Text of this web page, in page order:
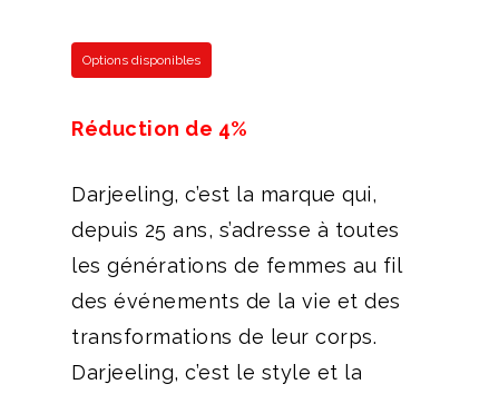
Options disponibles
Réduction de 4%
Darjeeling, c’est la marque qui,
depuis 25 ans, s’adresse à toutes
les générations de femmes au fil
des événements de la vie et des
transformations de leur corps.
Darjeeling, c’est le style et la